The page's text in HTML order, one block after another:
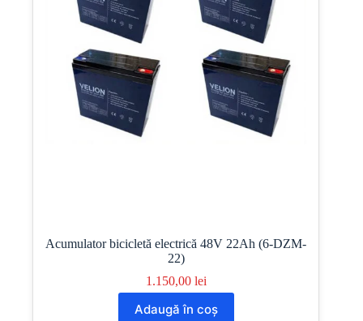
Acumulator bicicletă electrică 48V 22Ah (6-DZM-
22)
1.150,00 lei
Adaugă în coș